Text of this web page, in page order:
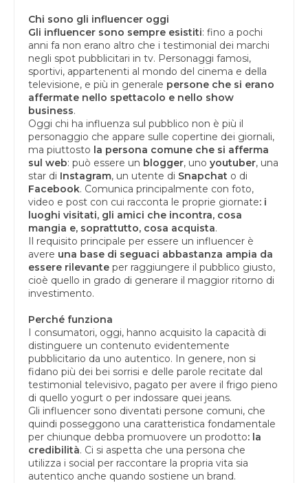
Chi sono gli influencer oggi
Gli influencer sono sempre esistiti: fino a pochi
anni fa non erano altro che i testimonial dei marchi
negli spot pubblicitari in tv. Personaggi famosi,
sportivi, appartenenti al mondo del cinema e della
televisione, e più in generale persone che si erano
affermate nello spettacolo e nello show
business.
Oggi chi ha influenza sul pubblico non è più il
personaggio che appare sulle copertine dei giornali,
ma piuttosto la persona comune che si afferma
sul web: può essere un blogger, uno youtuber, una
star di Instagram, un utente di Snapchat o di
Facebook. Comunica principalmente con foto,
video e post con cui racconta le proprie giornate: i
luoghi visitati, gli amici che incontra, cosa
mangia e, soprattutto, cosa acquista.
Il requisito principale per essere un influencer è
avere una base di seguaci abbastanza ampia da
essere rilevante per raggiungere il pubblico giusto,
cioè quello in grado di generare il maggior ritorno di
investimento.
Perché funziona
I consumatori, oggi, hanno acquisito la capacità di
distinguere un contenuto evidentemente
pubblicitario da uno autentico. In genere, non si
fidano più dei bei sorrisi e delle parole recitate dal
testimonial televisivo, pagato per avere il frigo pieno
di quello yogurt o per indossare quei jeans.
Gli influencer sono diventati persone comuni, che
quindi posseggono una caratteristica fondamentale
per chiunque debba promuovere un prodotto: la
credibilità. Ci si aspetta che una persona che
utilizza i social per raccontare la propria vita sia
autentico anche quando sostiene un brand.